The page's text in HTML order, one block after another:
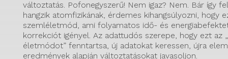
változtatás. Pofonegyszerű! Nem igaz? Nem. Bár így
hangzik atomfizikának, érdemes kihangsúlyozni, hogy
szemléletmód, ami folyamatos idő- és
korrekciót igényel. Az adattudós szerepe, hogy ezt az
életmódot” fenntartsa, új adatokat keressen, újra
eredmények alapján változtatásokat javasoljon.